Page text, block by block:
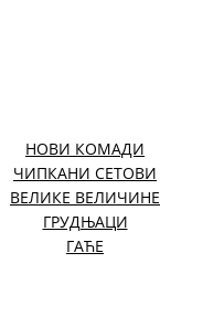
НОВИ КОМАДИ
ЧИПКАНИ СЕТОВИ
ВЕЛИКЕ ВЕЛИЧИНЕ
ГРУДЊАЦИ
ГАЋЕ